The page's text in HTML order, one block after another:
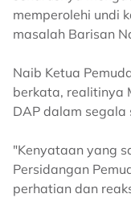
memperolehi undi
masalah Barisan
Naib Ketua
berkata, realitinya
DAP dalam segala
"Kenyataan yang
Persidangan
perhatian dan